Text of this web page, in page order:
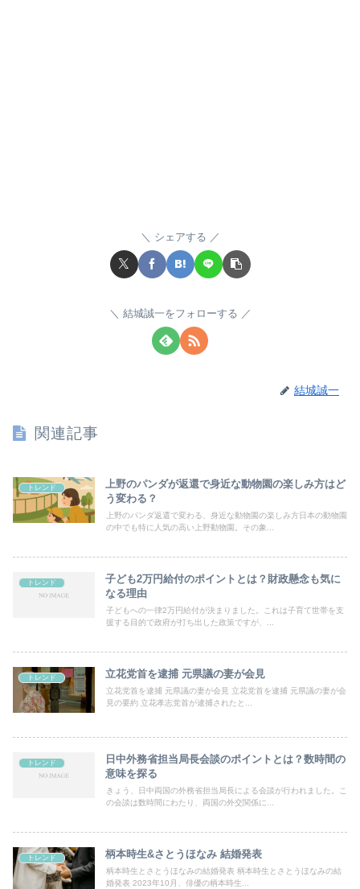
シェアする
結城誠一をフォローする
結城誠一
関連記事
トレンド
上野のパンダが返還で身近な動物園の楽しみ方はど
う変わる？
上野のパンダ返還で変わる、身近な動物園の楽しみ方日本の動物園
の中でも特に人気の高い上野動物園。その象...
トレンド
子ども2万円給付のポイントとは？財政懸念も気に
なる理由
子どもへの一律2万円給付が決まりました。これは子育て世帯を支
援する目的で政府が打ち出した政策ですが、...
トレンド 立花党首を逮捕 元県議の妻が会見
立花党首を逮捕 元県議の妻が会見 立花党首を逮捕 元県議の妻が会
見の要約 立花孝志党首が逮捕されたと...
トレンド
日中外務省担当局長会談のポイントとは？数時間の
意味を探る
きょう、日中両国の外務省担当局長による会談が行われました。こ
の会談は数時間にわたり、両国の外交関係に...
トレンド 柄本時生&さとうほなみ 結婚発表
柄本時生とさとうほなみの結婚発表 柄本時生とさとうほなみの結
婚発表 2023年10月、俳優の柄本時生...